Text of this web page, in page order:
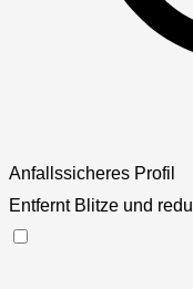
Anfallssicheres Profil
Entfernt Blitze und